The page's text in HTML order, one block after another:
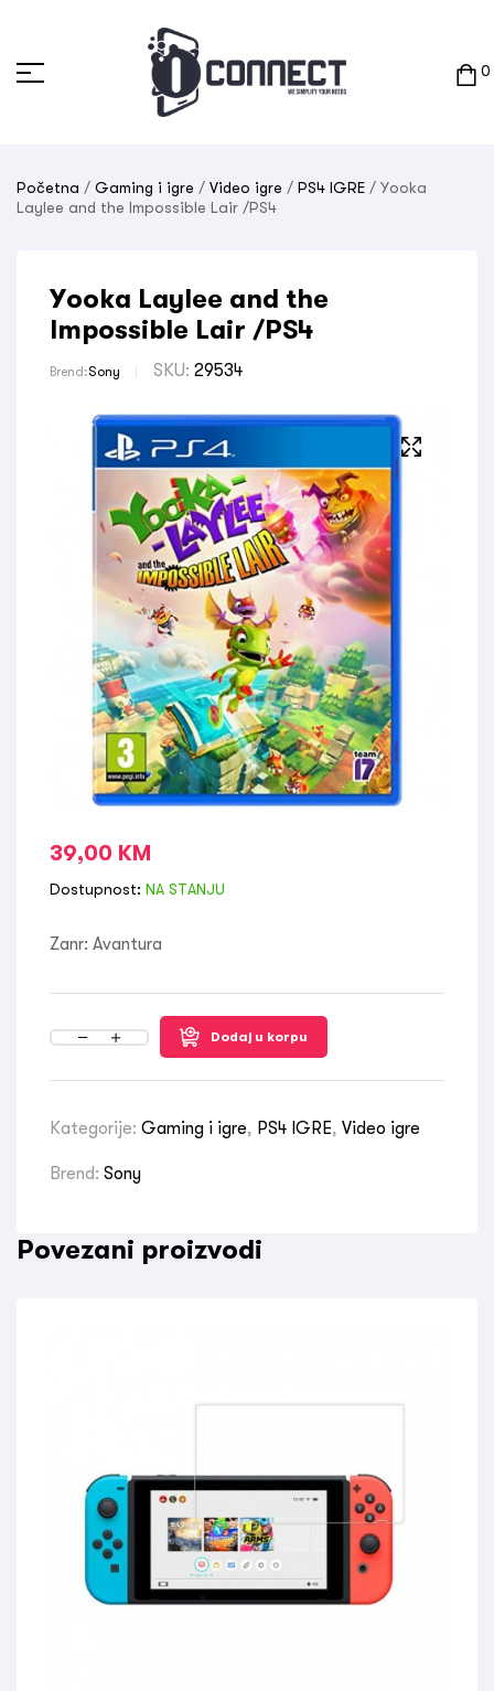
0
Početna / Gaming i igre / Video igre / PS4 IGRE / Yooka
Laylee and the Impossible Lair /PS4
Yooka Laylee and the
Impossible Lair /PS4
Brend:Sony SKU: 29534
39,00 KM
Dostupnost: NA STANJU
Zanr: Avantura
Dodaj u korpu
Kategorije: Gaming i igre, PS4 IGRE, Video igre
Brend: Sony
Povezani proizvodi